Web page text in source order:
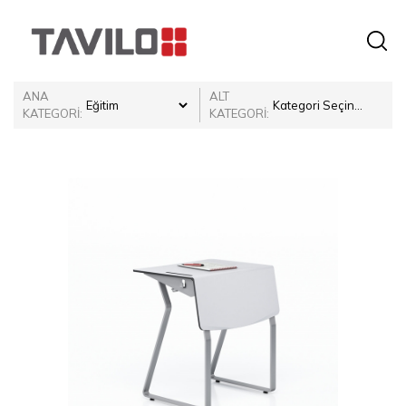
ANA
KATEGORİ:
ALT
KATEGORİ: